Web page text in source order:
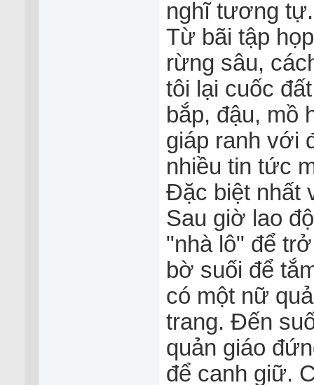
nghĩ tương
Từ bãi tập
rừng sâu,
tôi lại cuốc
bắp, đậu, mồ
giáp ranh với
nhiều tin tức
Đặc biệt nhất
Sau giờ lao
"nhà lô" để
bờ suối để
có một nữ
trang. Đến
quản giáo
để canh giữ.